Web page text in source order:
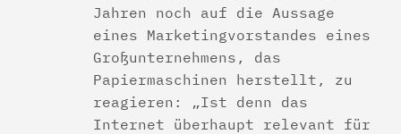
Jahren noch auf die Aussage
eines Marketingvorstandes eines
Großunternehmens, das
Papiermaschinen herstellt, zu
reagieren: „Ist denn das
Internet überhaupt relevant für